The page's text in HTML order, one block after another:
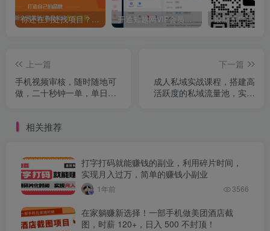
你还在到处找项目？还在当韭菜？我靠卖项目一个月收入5万+，曾经我也是个失败者。 开通知越网VIP会员，尊享全站资源免费下载，享70%的推广提成！！【限时五折优惠】
上一篇
手机视频审核，随时随地可
做，二十秒钟一单，单日收
下一篇
成人私域实战课程，搭建高
活跃度的私域流量池，实现
相关推荐
打字打码就能赚钱的副业，利用碎片时间，
实现月入过万，简单的赚钱小副业
1年前 3566
在家躺赚新选择！一部手机做美团酒店截
图，时薪 120+，日入 500 不封顶！